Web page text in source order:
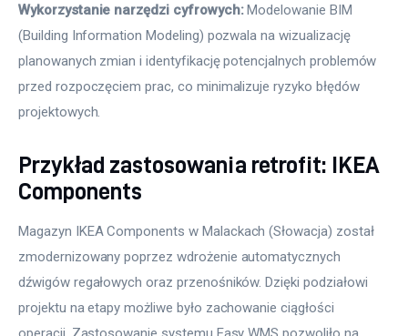
Wykorzystanie narzędzi cyfrowych: Modelowanie BIM
(Building Information Modeling) pozwala na wizualizację
planowanych zmian i identyfikację potencjalnych problemów
przed rozpoczęciem prac, co minimalizuje ryzyko błędów
projektowych.
Przykład zastosowania retrofit: IKEA
Components
Magazyn IKEA Components w Malackach (Słowacja) został
zmodernizowany poprzez wdrożenie automatycznych
dźwigów regałowych oraz przenośników. Dzięki podziałowi
projektu na etapy możliwe było zachowanie ciągłości